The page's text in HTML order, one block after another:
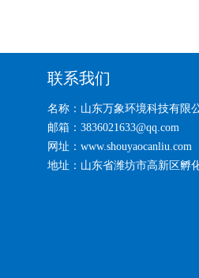
联系我们
名称：山东万象环境科技有限
邮箱：3836021633@qq.com
网址：www.shouyaocanliu.com
地址：山东省潍坊市高新区孵